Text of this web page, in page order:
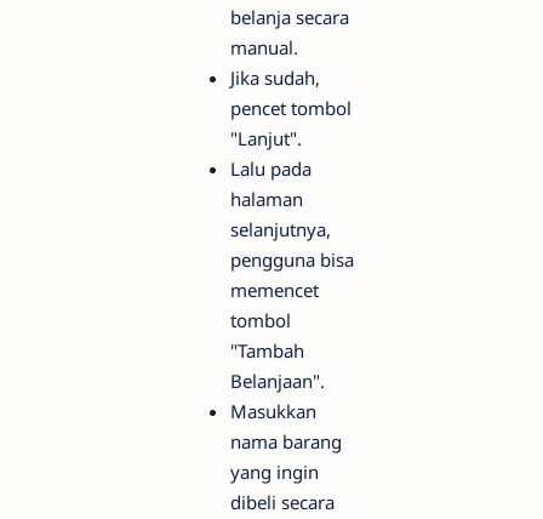
belanja secara
manual.
Jika sudah,
pencet tombol
"Lanjut".
Lalu pada
halaman
selanjutnya,
pengguna bisa
memencet
tombol
"Tambah
Belanjaan".
Masukkan
nama barang
yang ingin
dibeli secara